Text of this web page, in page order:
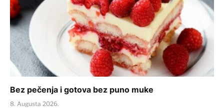
Bez pečenja i gotova bez puno muke
8. Augusta 2026.